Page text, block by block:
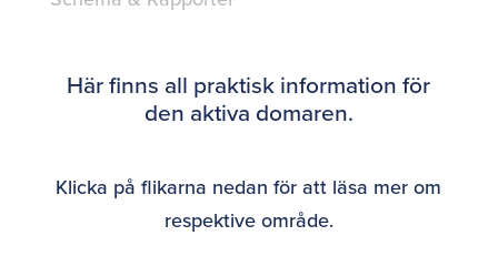
Här finns all praktisk information för
den aktiva domaren.
Klicka på flikarna nedan för att läsa mer om
respektive område.